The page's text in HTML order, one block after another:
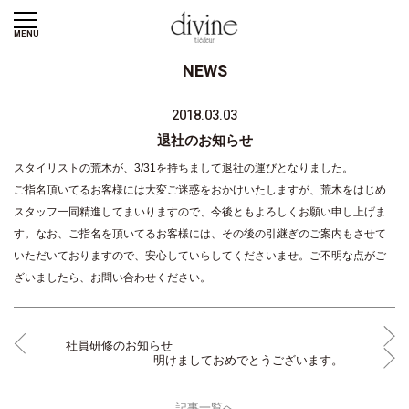
MENU
NEWS
2018.03.03
退社のお知らせ
スタイリストの荒木が、3/31を持ちまして退社の運びとなりました。
ご指名頂いてるお客様には大変ご迷惑をおかけいたしますが、荒木をはじめ
スタッフ一同精進してまいりますので、今後ともよろしくお願い申し上げま
す。なお、ご指名を頂いてるお客様には、その後の引継ぎのご案内もさせて
いただいておりますので、安心していらしてくださいませ。ご不明な点がご
ざいましたら、お問い合わせください。
社員研修のお知らせ
明けましておめでとうございます。